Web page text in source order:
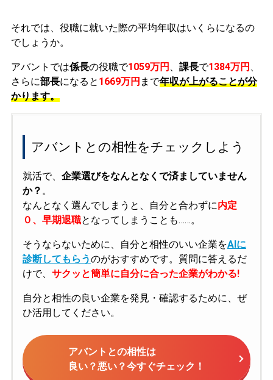
それでは、役職に就いた際の平均年収はいくらになるの
でしょうか。
アバントでは係長の役職で1059万円 課長で1384万円
さらに部長になると 1669万円 まで年収が上がることが分
かります。
アバントとの相性をチェックしよう
就活で、 企業選びをなんとなくで済ましていません
か？ 。
なんとなく選んでしまうと、自分と合わずに内定
０、早期退職となってしまうことも……。
そうならないために、自分と相性のいい企業をAIに
診断してもらうのがおすすめです。質問に答えるだ
けで、 サクッと簡単に自分に合った企業がわかる!
自分と相性の良い企業を発見・確認するために、ぜ
ひ活用してください。
アバントとの相性は
良い？悪い？今すぐチェック！